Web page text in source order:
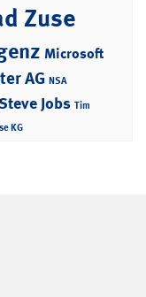
Zuse
Microsoft
AG NSA
Jobs Tim
KG